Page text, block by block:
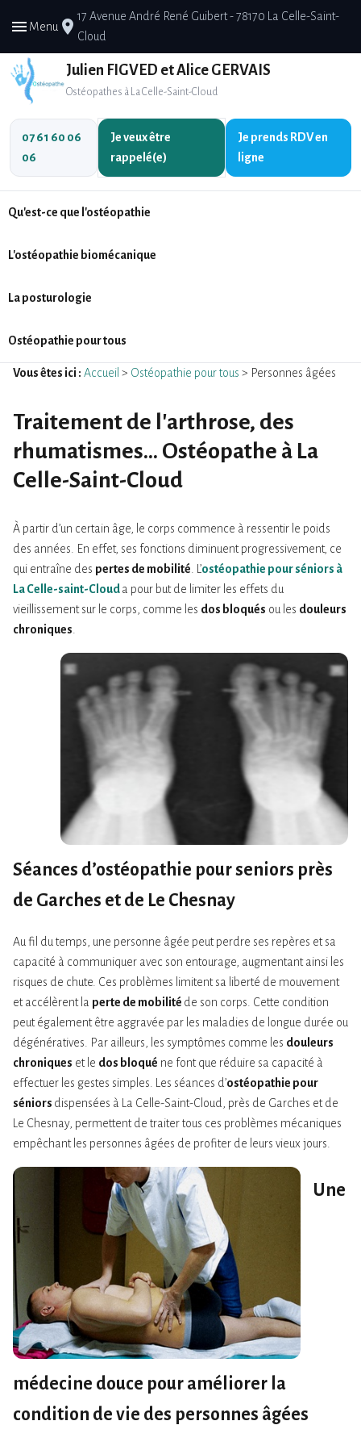
menu Menu place
17 Avenue André René Guibert - 78170 La Celle-Saint-
Cloud
Julien FIGVED et Alice GERVAIS
Ostéopathes à La Celle-Saint-Cloud
07 61 60 06
06
Je veux être
rappelé(e)
Je prends RDV en
ligne
Qu'est-ce que l'ostéopathie
L'ostéopathie biomécanique
La posturologie
Ostéopathie pour tous
Vous êtes ici : Accueil > Ostéopathie pour tous > Personnes âgées
Traitement de l'arthrose, des
rhumatismes... Ostéopathe à La
Celle-Saint-Cloud
À partir d’un certain âge, le corps commence à ressentir le poids
des années. En effet, ses fonctions diminuent progressivement, ce
qui entraîne des pertes de mobilité . L’ostéopathie pour séniors à
La Celle-saint-Clouda pour but de limiter les effets du
vieillissement sur le corps, comme les dos bloqués ou les douleurs
chroniques
Séances d’ostéopathie pour seniors près
de Garches et de Le Chesnay
Au fil du temps, une personne âgée peut perdre ses repères et sa
capacité à communiquer avec son entourage, augmentant ainsi les
risques de chute. Ces problèmes limitent sa liberté de mouvement
et accélèrent la perte de mobilité de son corps. Cette condition
peut également être aggravée par les maladies de longue durée ou
dégénératives. Par ailleurs, les symptômes comme les douleurs
chroniques et le dos bloqué ne font que réduire sa capacité à
effectuer les gestes simples. Les séances d’ostéopathie pour
séniors dispensées à La Celle-Saint-Cloud, près de Garches et de
Le Chesnay, permettent de traiter tous ces problèmes mécaniques
empêchant les personnes âgées de profiter de leurs vieux jours.
Une
médecine douce pour améliorer la
condition de vie des personnes âgées